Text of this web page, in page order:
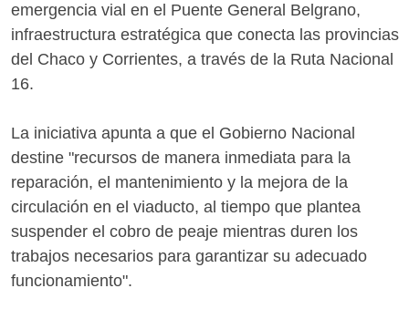
emergencia vial en el Puente General Belgrano,
infraestructura estratégica que conecta las provincias
del Chaco y Corrientes, a través de la Ruta Nacional
16.
La iniciativa apunta a que el Gobierno Nacional
destine "recursos de manera inmediata para la
reparación, el mantenimiento y la mejora de la
circulación en el viaducto, al tiempo que plantea
suspender el cobro de peaje mientras duren los
trabajos necesarios para garantizar su adecuado
funcionamiento".